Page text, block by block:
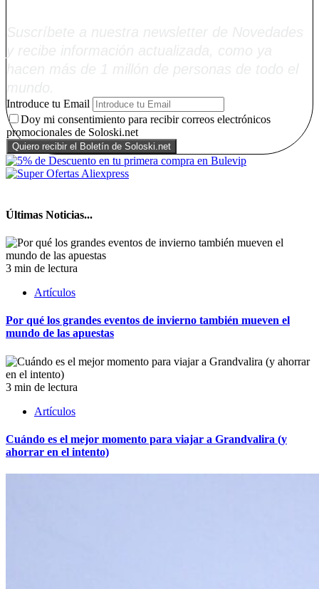
Introduce tu Email
Doy mi consentimiento para recibir correos electrónicos
promocionales de Soloski.net
Últimas Noticias...
3 min de lectura
Artículos
Por qué los grandes eventos de invierno también mueven el
mundo de las apuestas
3 min de lectura
Artículos
Cuándo es el mejor momento para viajar a Grandvalira (y
ahorrar en el intento)